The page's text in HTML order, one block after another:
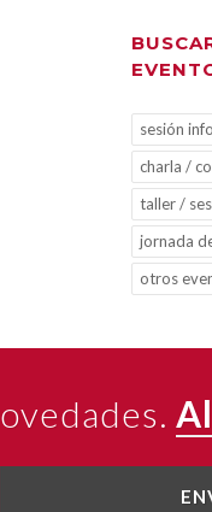
sesión
charla /
taller /
jornada
otros